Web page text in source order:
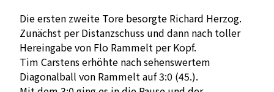
Die ersten zweite Tore besorgte Richard Herzog.
Zunächst per Distanzschuss und dann nach toller
Hereingabe von Flo Rammelt per Kopf.
Tim Carstens erhöhte nach sehenswertem
Diagonalball von Rammelt auf 3:0 (45.).